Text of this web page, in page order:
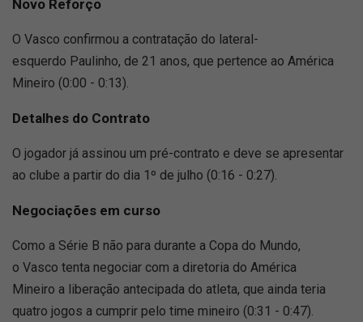
Novo Reforço
O Vasco confirmou a contratação do lateral-
esquerdo Paulinho, de 21 anos, que pertence ao América
Mineiro (0:00 - 0:13).
Detalhes do Contrato
O jogador já assinou um pré-contrato e deve se apresentar
ao clube a partir do dia 1º de julho (0:16 - 0:27).
Negociações em curso
Como a Série B não para durante a Copa do Mundo,
o Vasco tenta negociar com a diretoria do América
Mineiro a liberação antecipada do atleta, que ainda teria
quatro jogos a cumprir pelo time mineiro (0:31 - 0:47).